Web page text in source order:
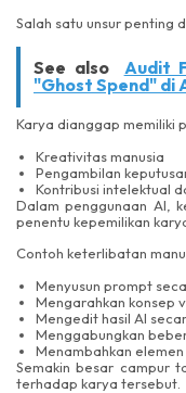
Salah satu unsur penting
See also
Audit
"Ghost Spend" di
Karya dianggap memiliki
Kreativitas manusia
Pengambilan
Kontribusi intelektual
Dalam penggunaan AI,
penentu kepemilikan
Contoh keterlibatan
Menyusun prompt
Mengarahkan konsep
Mengedit hasil AI
Menggabungkan
Menambahkan
Semakin besar campur
terhadap karya tersebut.